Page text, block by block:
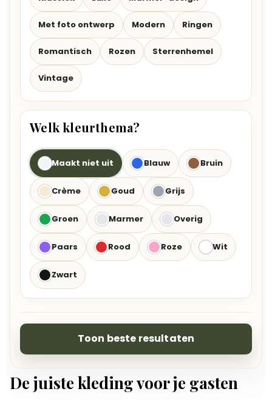
Met foto ontwerp Modern Ringen
Romantisch Rozen Sterrenhemel
Vintage
Welk kleurthema?
Maakt niet uit Blauw Bruin
Crème Goud Grijs
Groen Marmer Overig
Paars Rood Roze Wit
Zwart
Toon beste resultaten
De juiste kleding voor je gasten